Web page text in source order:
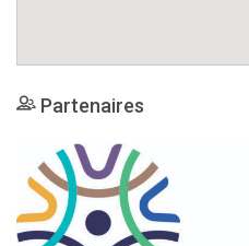
Partenaires